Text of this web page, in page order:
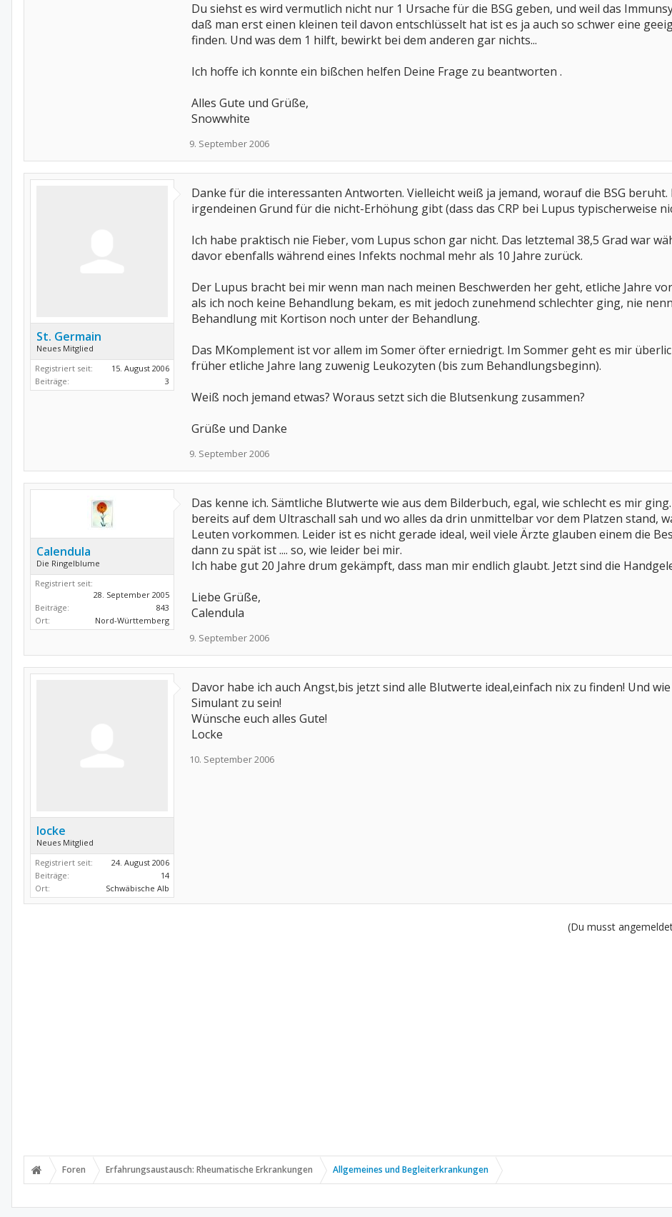
Du siehst es wird vermutlich nicht nur 1 Ursache für die BSG geben, und weil das
daß man erst einen kleinen teil davon entschlüsselt hat ist es ja auch so schwer eine
finden. Und was dem 1 hilft, bewirkt bei dem anderen gar nichts...
Ich hoffe ich konnte ein bißchen helfen Deine Frage zu beantworten .
Alles Gute und Grüße,
Snowwhite
9. September 2006
St. Germain
Neues Mitglied
Registriert seit:
15. August 2006
Beiträge:
3
Danke für die interessanten Antworten. Vielleicht weiß ja jemand, worauf die BSG beruht.
irgendeinen Grund für die nicht-Erhöhung gibt (dass das CRP bei Lupus typischerweise
Ich habe praktisch nie Fieber, vom Lupus schon gar nicht. Das letztemal 38,5 Grad war
davor ebenfalls während eines Infekts nochmal mehr als 10 Jahre zurück.
Der Lupus bracht bei mir wenn man nach meinen Beschwerden her geht, etliche Jahre
als ich noch keine Behandlung bekam, es mit jedoch zunehmend schlechter ging, nie
Behandlung mit Kortison noch unter der Behandlung.
Das MKomplement ist vor allem im Somer öfter erniedrigt. Im Sommer geht es mir
früher etliche Jahre lang zuwenig Leukozyten (bis zum Behandlungsbeginn).
Weiß noch jemand etwas? Woraus setzt sich die Blutsenkung zusammen?
Grüße und Danke
9. September 2006
Calendula
Die Ringelblume
Registriert seit:
28. September 2005
Beiträge:
843
Ort:
Nord-Württemberg
Das kenne ich. Sämtliche Blutwerte wie aus dem Bilderbuch, egal, wie schlecht es mir
bereits auf dem Ultraschall sah und wo alles da drin unmittelbar vor dem Platzen stand,
Leuten vorkommen. Leider ist es nicht gerade ideal, weil viele Ärzte glauben einem die
dann zu spät ist .... so, wie leider bei mir.
Ich habe gut 20 Jahre drum gekämpft, dass man mir endlich glaubt. Jetzt sind die
Liebe Grüße,
Calendula
9. September 2006
locke
Neues Mitglied
Registriert seit:
24. August 2006
Beiträge:
14
Ort:
Schwäbische Alb
Davor habe ich auch Angst,bis jetzt sind alle Blutwerte ideal,einfach nix zu finden! Und
Simulant zu sein!
Wünsche euch alles Gute!
Locke
10. September 2006
(Du musst
Foren Erfahrungsaustausch: Rheumatische Erkrankungen Allgemeines und Begleiterkrankungen